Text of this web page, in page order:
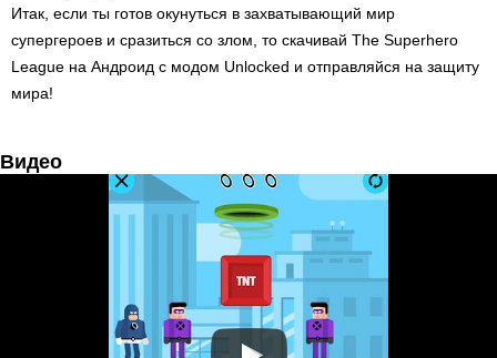
Итак, если ты готов окунуться в захватывающий мир
супергероев и сразиться со злом, то скачивай The Superhero
League на Андроид с модом Unlocked и отправляйся на защиту
мира!
Видео